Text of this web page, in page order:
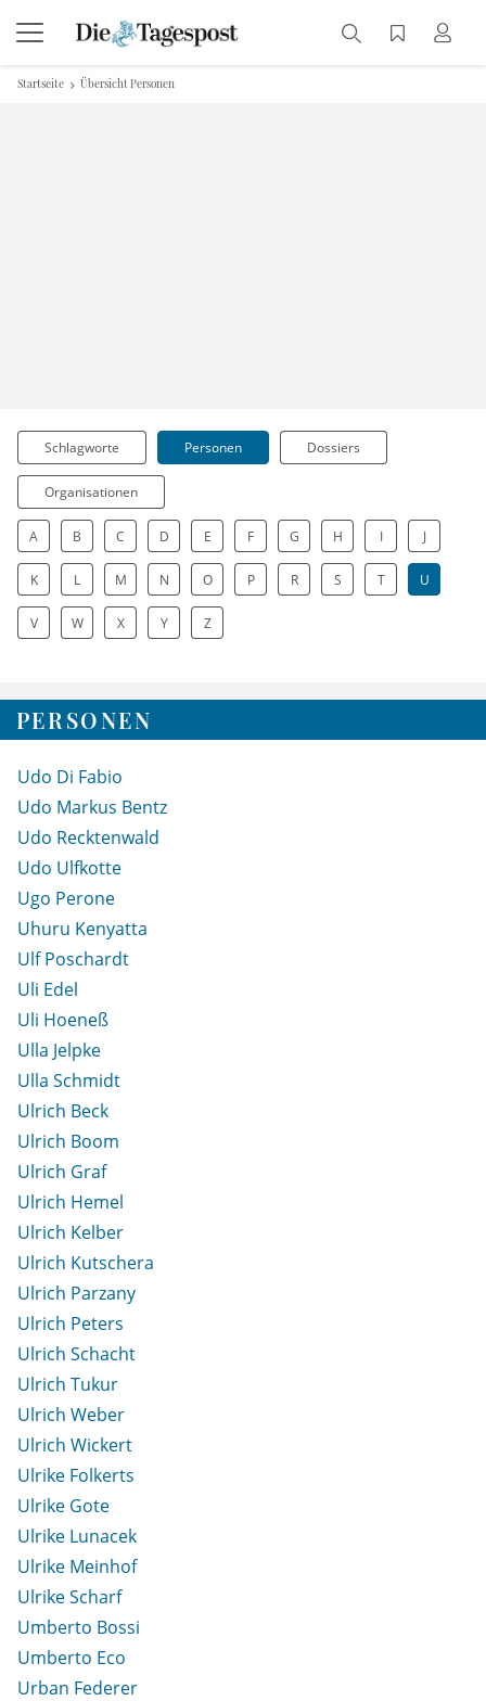
Startseite Übersicht Personen
Schlagworte Personen Dossiers
Organisationen
A B C D E F G H I J
K L M N O P R S T U
V W X Y Z
PERSONEN
Udo Di Fabio
Udo Markus Bentz
Udo Recktenwald
Udo Ulfkotte
Ugo Perone
Uhuru Kenyatta
Ulf Poschardt
Uli Edel
Uli Hoeneß
Ulla Jelpke
Ulla Schmidt
Ulrich Beck
Ulrich Boom
Ulrich Graf
Ulrich Hemel
Ulrich Kelber
Ulrich Kutschera
Ulrich Parzany
Ulrich Peters
Ulrich Schacht
Ulrich Tukur
Ulrich Weber
Ulrich Wickert
Ulrike Folkerts
Ulrike Gote
Ulrike Lunacek
Ulrike Meinhof
Ulrike Scharf
Umberto Bossi
Umberto Eco
Urban Federer